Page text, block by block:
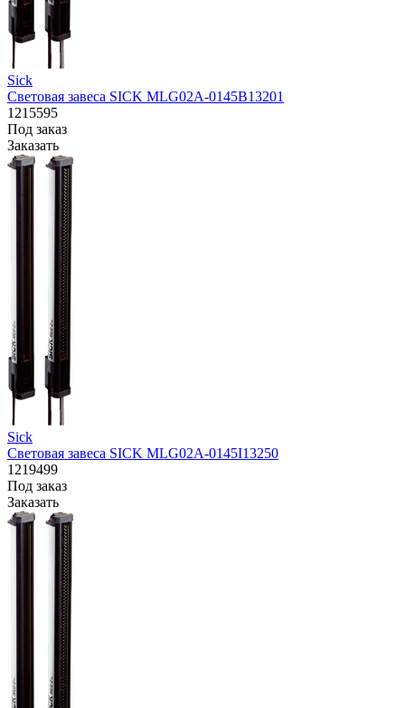
Sick
Световая завеса SICK MLG02A-0145B13201
1215595
Под заказ
Заказать
Sick
Световая завеса SICK MLG02A-0145I13250
1219499
Под заказ
Заказать